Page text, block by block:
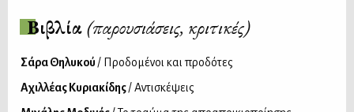
Βιβλία(παρουσιάσεις, κριτικές)
Σάρα Θηλυκού / Προδομένοι και προδότες
Αχιλλέας Κυριακίδης/ Αντισκέψεις